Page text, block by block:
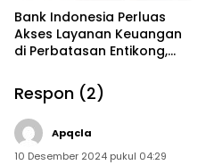
Bank Indonesia Perluas
Akses Layanan Keuangan
di Perbatasan Entikong,
Andalan
Respon (2)
Apqcla
10 Desember 2024 pukul 04:29